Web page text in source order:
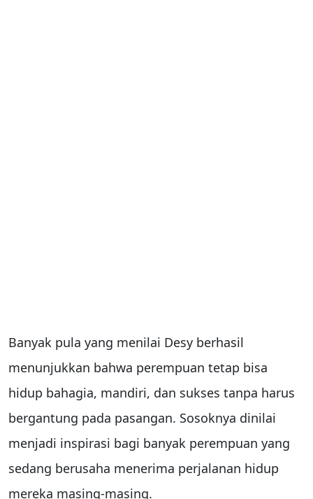
Banyak pula yang menilai Desy berhasil
menunjukkan bahwa perempuan tetap bisa
hidup bahagia, mandiri, dan sukses tanpa harus
bergantung pada pasangan. Sosoknya dinilai
menjadi inspirasi bagi banyak perempuan yang
sedang berusaha menerima perjalanan hidup
mereka masing-masing.